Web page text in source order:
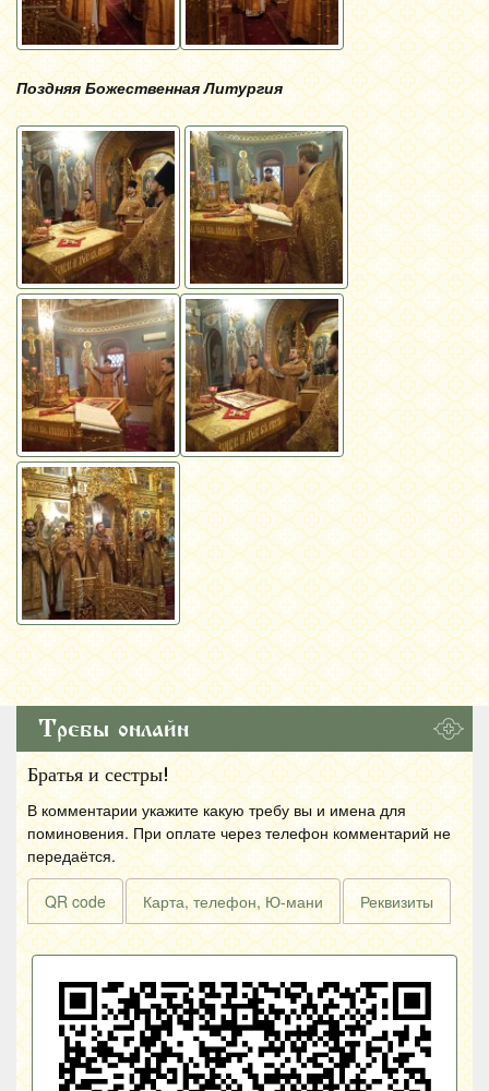
Поздняя Божественная Литургия
Требы онлайн
Братья и сестры!
В комментарии укажите какую требу вы и имена для
поминовения. При оплате через телефон комментарий не
передаётся.
QR code Карта, телефон, Ю-мани Реквизиты